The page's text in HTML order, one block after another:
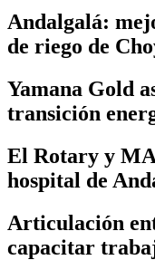
Andalgalá:
de riego de
Yamana Gold
transición
El Rotary y
hospital de
Articulación
capacitar